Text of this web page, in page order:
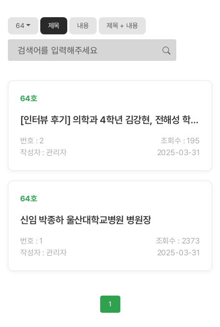
64 제목 내용 제목 + 내용
검색어
64호
[인터뷰 후기] 의학과 4학년 김강현, 전해성 학생
기자
번호 : 2
조회수 : 195
작성자 : 관리자
2025-03-31
64호
신임 박종하 울산대학교병원 병원장
번호 : 1
조회수 : 2373
작성자 : 관리자
2025-03-31
1